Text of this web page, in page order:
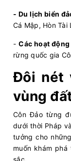
- Du lịch biển
Cá Mập, Hòn Tài
-Các hoạt
rừng quốc gia
Đôi nét
vùng
Côn Đảo từng
dưới thời Pháp
tưởng cho
muốn khám
sắc.